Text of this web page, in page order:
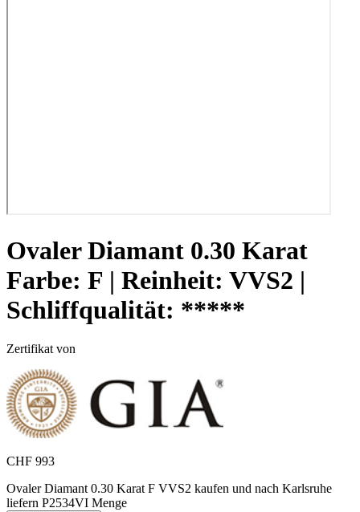
Ovaler Diamant 0.30 Karat
Farbe: F | Reinheit: VVS2 |
Schliffqualität: *****
Zertifikat von
CHF 993
Ovaler Diamant 0.30 Karat F VVS2 kaufen und nach Karlsruhe
liefern P2534VI Menge